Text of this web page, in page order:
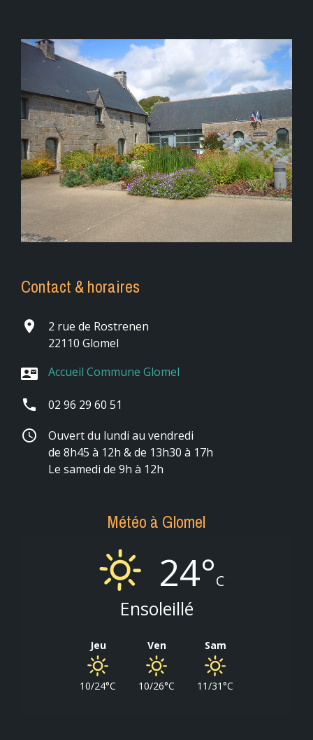
Contact & horaires
place
2 rue de Rostrenen
22110 Glomel
contact_mail Accueil Commune Glomel
phone 02 96 29 60 51
schedule
Ouvert du lundi au vendredi
de 8h45 à 12h & de 13h30 à 17h
Le samedi de 9h à 12h
Météo à Glomel
24°C
Ensoleillé
Jeu
10/24°C
Ven
10/26°C
Sam
11/31°C